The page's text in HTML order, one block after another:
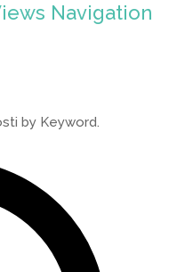
Navigation
by Keyword.